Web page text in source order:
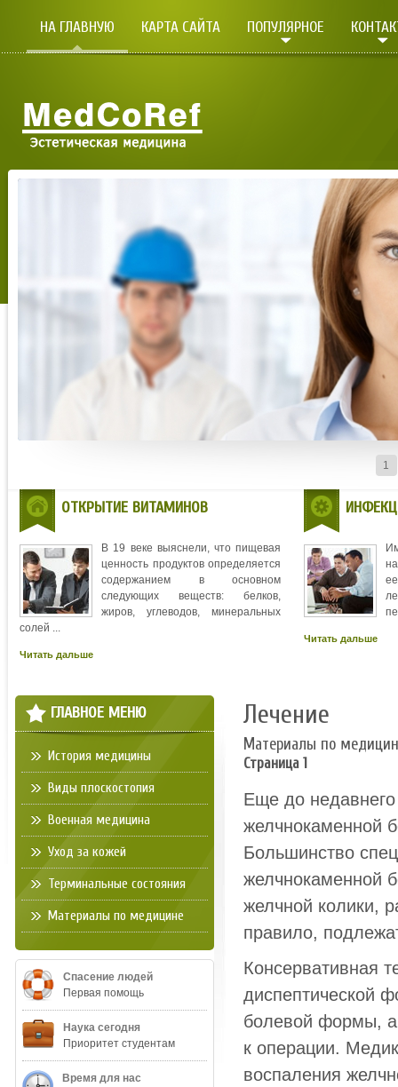
НА ГЛАВНУЮ КАРТА САЙТА ПОПУЛЯРНОЕ
1
ОТКРЫТИЕ ВИТАМИНОВ
В 19 веке выяснели, что пищевая
ценность продуктов определяется
содержанием в основном
следующих веществ: белков,
жиров, углеводов, минеральных
солей ...
Читать дальше
Читать дальше
Лечение
Материалы по
Страница 1
Еще до
желчнокаменной
Большинство
желчнокаменной
желчной колики,
правило,
Консервативная
диспептической
болевой формы, а
к операции.
воспаления
ГЛАВНОЕ МЕНЮ
История медицины
Виды плоскостопия
Военная медицина
Уход за кожей
Терминальные состояния
Материалы по медицине
Спасение людей
Первая помощь
Наука сегодня
Приоритет студентам
Время для нас